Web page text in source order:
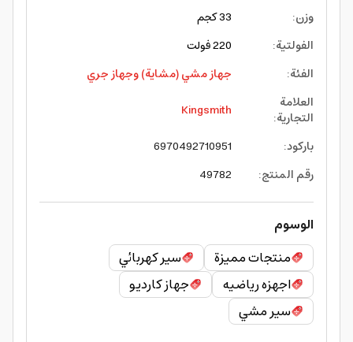
وزن:
33 كجم
الفولتية:
220 فولت
الفئة:
جهاز مشي (مشاية) وجهاز جري
العلامة
التجارية:
Kingsmith
باركود:
6970492710951
رقم المنتج:
49782
الوسوم
منتجات مميزة
سير كهربائي
اجهزه رياضيه
جهاز كارديو
سير مشي